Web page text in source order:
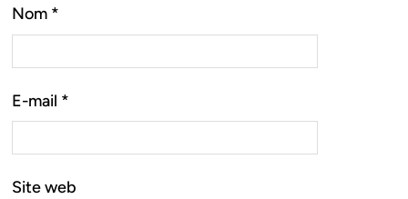
Nom *
E-mail *
Site web